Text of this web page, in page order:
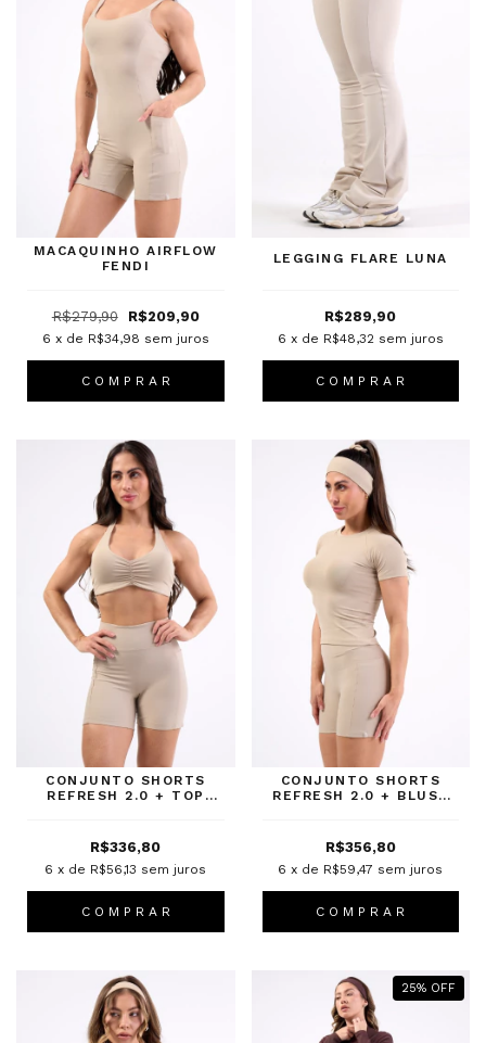
MACAQUINHO AIRFLOW
FENDI
R$279,90 R$209,90
6 x de R$34,98 sem juros
C O M P R A R
LEGGING FLARE LUNA
R$289,90
6 x de R$48,32 sem juros
C O M P R A R
CONJUNTO SHORTS
REFRESH 2.0 + TOP
R$336,80
6 x de R$56,13 sem juros
C O M P R A R
CONJUNTO SHORTS
REFRESH 2.0 + BLUSA
R$356,80
6 x de R$59,47 sem juros
C O M P R A R
25% OFF